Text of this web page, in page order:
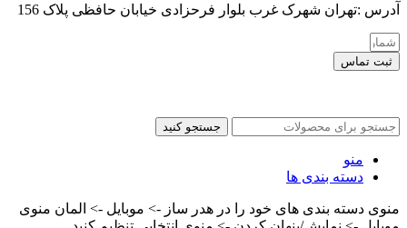
آدرس :تهران شهرک غرب بلوار فرحزادی خیابان حافظی پلاک 156
ثبت تماس
جستجو کنید
منو
دسته بندی ها
منوی دسته بندی های خود را در هدر ساز -> موبایل -> المان منوی